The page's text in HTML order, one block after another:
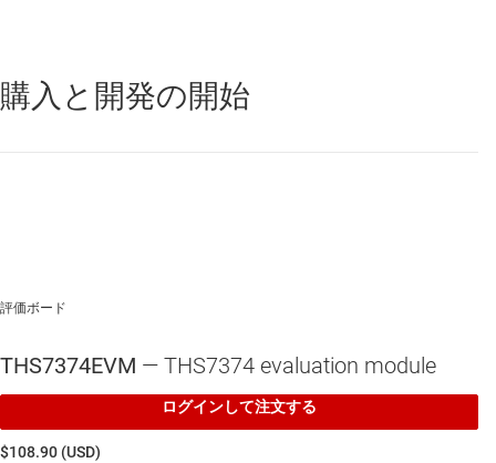
THS7374 —9.5MHz フィルタと 6dB ゲイン付き、4 チャネル SDTV
(コンポーネントおよびコンポジット) ビデオ アンプ
購入と開発の開始
評価ボード
THS7374EVM — THS7374 evaluation module
ログインして注文する
$108.90 (USD)